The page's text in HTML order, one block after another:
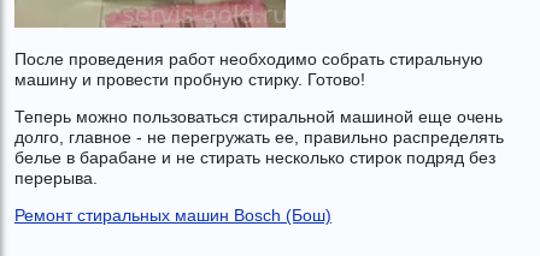
После проведения работ необходимо собрать стиральную
машину и провести пробную стирку. Готово!
Теперь можно пользоваться стиральной машиной еще очень
долго, главное - не перегружать ее, правильно распределять
белье в барабане и не стирать несколько стирок подряд без
перерыва.
Ремонт стиральных машин Bosch (Бош)